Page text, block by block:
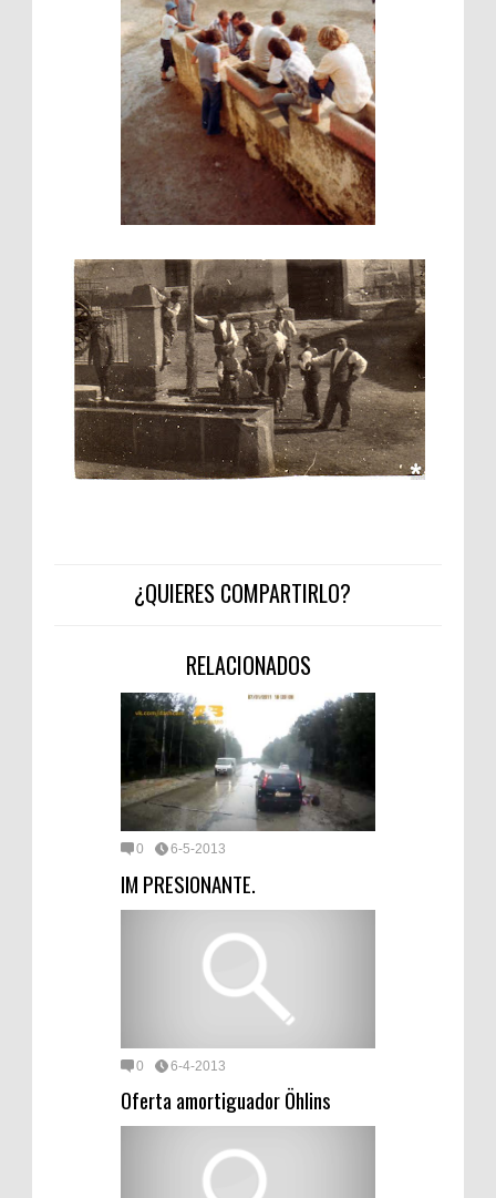
¿QUIERES COMPARTIRLO?
RELACIONADOS
0 6-5-2013
IM PRESIONANTE.
0 6-4-2013
Oferta amortiguador Öhlins